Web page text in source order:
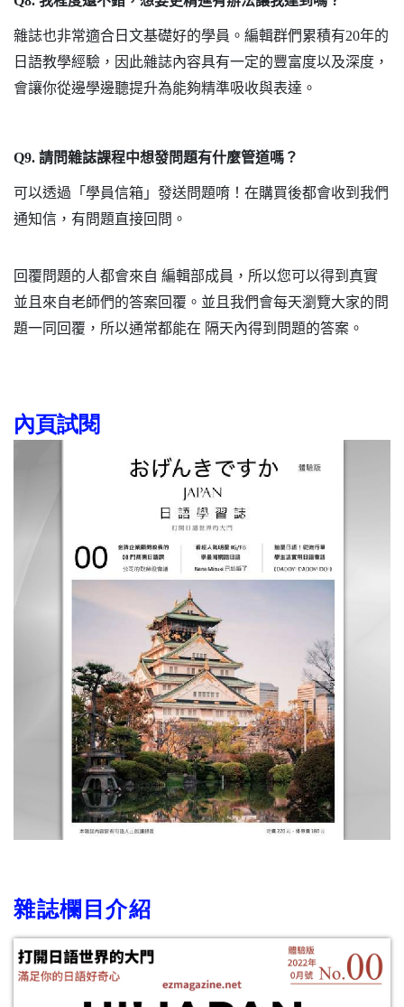
雜誌也非常適合日文基礎好的學員。編輯群們累積有20年的
日語教學經驗，因此雜誌內容具有一定的豐富度以及深度，
會讓你從邊學邊聽提升為能夠精準吸收與表達。
Q9. 請問雜誌課程中想發問題有什麼管道嗎？
可以透過「學員信箱」發送問題唷！在購買後都會收到我們
通知信，有問題直接回問。
回覆問題的人都會來自 編輯部成員，所以您可以得到真實
並且來自老師們的答案回覆。並且我們會每天瀏覽大家的問
題一同回覆，所以通常都能在 隔天內得到問題的答案。
內頁試閱
雜誌欄目介紹